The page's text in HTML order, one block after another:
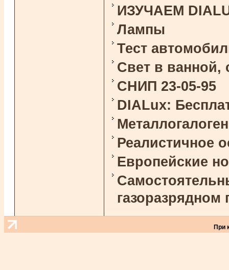
ИЗУЧАЕМ
Лампы
Тест
Свет в ванной,
СНИП 23-05-95
DIALux:
Реалистичное
Европейские
При